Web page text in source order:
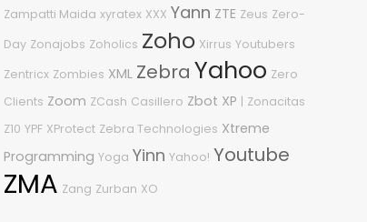
Zampatti Maida xyratex XXX Yann ZTE Zeus Zero-
Day Zonajobs Zoholics Zoho Xirrus Youtubers
Zentricx Zombies XML Zebra Yahoo Zero
Clients Zoom ZCash Casillero Zbot XP | Zonacitas
Z10 YPF XProtect Zebra Technologies Xtreme
Programming Yoga Yinn Yahoo! Youtube
ZMA Zang Zurban XO